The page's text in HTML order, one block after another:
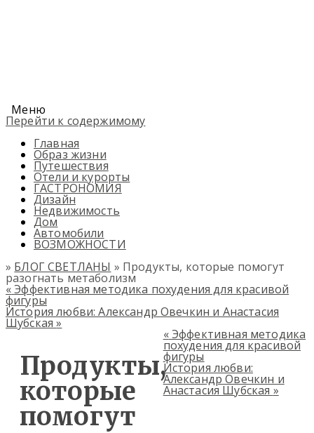
Меню
Перейти к содержимому
Главная
Образ жизни
Путешествия
Отели и курорты
ГАСТРОНОМИЯ
Дизайн
Недвижимость
Дом
Автомобили
ВОЗМОЖНОСТИ
» БЛОГ СВЕТЛАНЫ » Продукты, которые помогут
разогнать метаболизм
«Эффективная методика похудения для красивой
фигуры
История любви: Александр Овечкин и Анастасия
Шубская»
Продукты,
которые
помогут
«Эффективная методика
похудения для красивой
фигуры
История любви:
Александр Овечкин и
Анастасия Шубская »